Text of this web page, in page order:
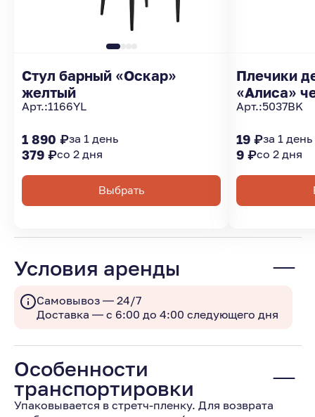
Стул барный «Оскар»
желтый
Арт.:1166YL
1 890 ₽за 1 день
379 ₽со 2 дня
Выбрать
Плечики
«Алиса»
Арт.:5037BK
19 ₽за 1 день
9 ₽со 2 дня
Условия аренды
Самовывоз — 24/7
Доставка — с 6:00 до 4:00 следующего дня
Особенности
транспортировки
Упаковывается в стретч-пленку. Для возврата